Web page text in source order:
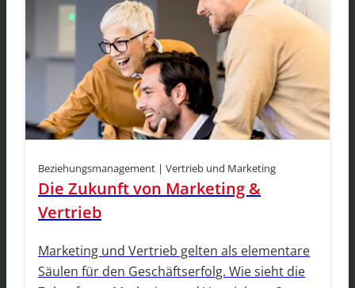
Beziehungsmanagement | Vertrieb und Marketing
Die Zukunft von Marketing &
Vertrieb
Marketing und Vertrieb gelten als elementare
Säulen für den Geschäftserfolg. Wie sieht die